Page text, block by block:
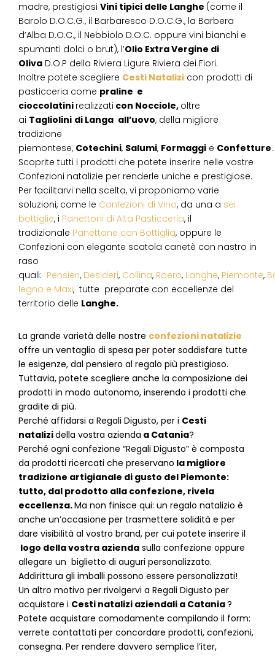
madre, prestigiosi Vini tipici delle Langhe (come il
Barolo D.O.C.G., il Barbaresco D.O.C.G., la Barbera
d’Alba D.O.C., il Nebbiolo D.O.C. oppure vini bianchi e
spumanti dolci o brut), l’Olio Extra Vergine di
Oliva D.O.P della Riviera Ligure Riviera dei Fiori.
Inoltre potete scegliere Cesti Natalizi con prodotti di
pasticceria come praline e
cioccolatini realizzati con Nocciole, oltre
ai Tagliolini di Langa all’uovo, della migliore
tradizione
piemontese, Cotechini, Salumi, Formaggi e Confetture.
Scoprite tutti i prodotti che potete inserire nelle vostre
Confezioni natalizie per renderle uniche e prestigiose.
Per facilitarvi nella scelta, vi proponiamo varie
soluzioni, come le Confezioni di Vino, da una a sei
bottiglie, i Panettoni di Alta Pasticceria, il
tradizionale Panettone con Bottiglia, oppure le
Confezioni con elegante scatola canetè con nastro in
raso
quali: Pensieri, Desideri, Collina, Roero, Langhe, Piemonte,
legno e Maxi, tutte preparate con eccellenze del
territorio delle Langhe.
La grande varietà delle nostre confezioni natalizie
offre un ventaglio di spesa per poter soddisfare tutte
le esigenze, dal pensiero al regalo più prestigioso.
Tuttavia, potete scegliere anche la composizione dei
prodotti in modo autonomo, inserendo i prodotti che
gradite di più.
Perché affidarsi a Regali Digusto, per i Cesti
natalizidella vostra azienda a Catania?
Perché ogni confezione “Regali Digusto” è composta
da prodotti ricercati che preservano la migliore
tradizione artigianale di gusto del Piemonte:
tutto, dal prodotto alla confezione, rivela
eccellenza.Ma non finisce qui: un regalo natalizio è
anche un’occasione per trasmettere solidità e per
dare visibilità al vostro brand, per cui potete inserire il
logo della vostra azienda sulla confezione oppure
allegare un biglietto di auguri personalizzato.
Addirittura gli imballi possono essere personalizzati!
Un altro motivo per rivolgervi a Regali Digusto per
acquistare i Cesti natalizi aziendali a Catania?
Potete acquistare comodamente compilando il form:
verrete contattati per concordare prodotti, confezioni,
consegna. Per rendere davvero semplice l’iter,